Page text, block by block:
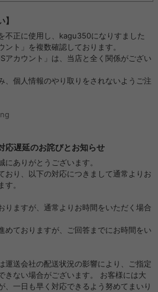
不正に使用し、kagu350になりすました
ント」を複数確認しております。
アカウント」は、当店と全く関係がござい
、個人情報のやり取りをされないようご注
応遅延のお詫びとお知らせ
ありがとうございます。
おり、以下の対応につきまして通常よりお
。
りますが、通常よりお時間をいただく場合
めておりますが、ご回答までにお時間をい
運送会社の配送状況の影響により、ご指定
きない場合がございます。 お客様には大
、一日も早く対応できるよう努めてまいり